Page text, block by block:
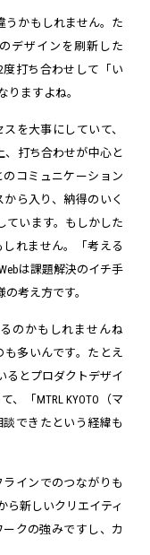
うかもしれません。た
デザインを刷新した
打ち合わせして「い
りますよね。
を大事にしていて、
、打ち合わせが中心と
コミュニケーション
ら入り、納得のいく
ています。もしかした
れません。「考える
は課題解決のイチ手
考え方です。
のかもしれませんね
も多いんです。たとえ
るとプロダクトデザイ
「MTRL KYOTO（マ
できたという経緯も
インでのつながりも
ら新しいクリエイティ
クの強みですし、カ